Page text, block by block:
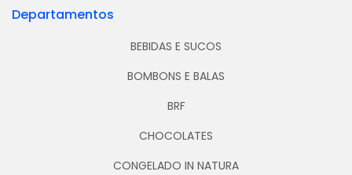
Departamentos
BEBIDAS E SUCOS
BOMBONS E BALAS
BRF
CHOCOLATES
CONGELADO IN NATURA